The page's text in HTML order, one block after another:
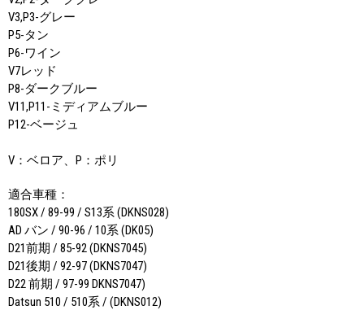
V3,P3-グレー
P5-タン
P6-ワイン
V7レッド
P8-ダークブルー
V11,P11-ミディアムブルー
P12-ベージュ
V：ベロア、P：ポリ
適合車種：
180SX / 89-99 / S13系 (DKNS028)
AD バン / 90-96 / 10系 (DK05)
D21前期 / 85-92 (DKNS7045)
D21後期 / 92-97 (DKNS7047)
D22 前期 / 97-99 DKNS7047)
Datsun 510 / 510系 / (DKNS012)